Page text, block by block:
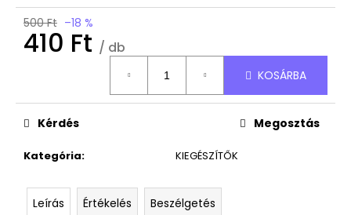
500 Ft –18 %
410 Ft / db
KOSÁRBA
Kategória: KIEGÉSZÍTŐK
Kérdés Megosztás
Leírás Értékelés Beszélgetés
890
Ft